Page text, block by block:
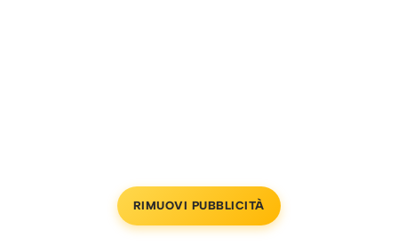
RIMUOVI PUBBLICITÀ